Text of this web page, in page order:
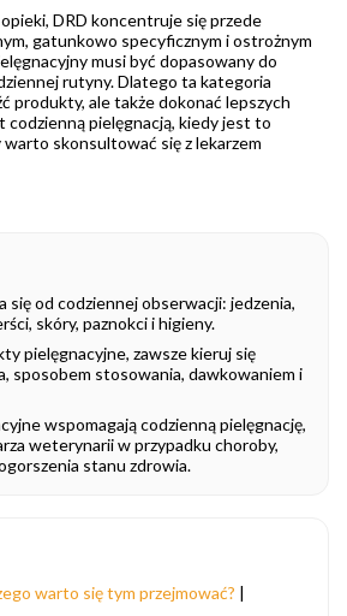
DRD koncentruje się przede
gatunkowo specyficznym i ostrożnym
musi być dopasowany do
rutyny. Dlatego ta kategoria
produkty, ale także dokonać lepszych
pielęgnacją, kiedy jest to
skonsultować się z lekarzem
się od codziennej obserwacji: jedzenia,
skóry, paznokci i higieny.
pielęgnacyjne, zawsze kieruj się
sposobem stosowania, dawkowaniem i
wspomagają codzienną pielęgnację,
weterynarii w przypadku choroby,
stanu zdrowia.
warto się tym przejmować? |